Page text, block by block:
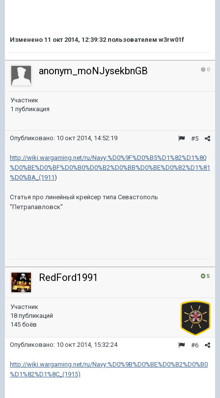
Изменено 11 окт 2014, 12:39:32 пользователем w3rw01f
0
anonym_moNJysekbnGB
Участник
1 публикация
#5
Опубликовано: 10 окт 2014, 14:52:19
http://wiki.wargaming.net/ru/Navy:%D0%9F%D0%B5%D1%82%D1%80
%D0%BE%D0%BF%D0%B0%D0%B2%D0%BB%D0%BE%D0%B2%D1%81
%D0%BA_(1911)
Статья про линейный крейсер типа Севастополь
"Петрапавловск"
5
RedFord1991
Участник
18 публикаций
145 боёв
#6
Опубликовано: 10 окт 2014, 15:32:24
http://wiki.wargaming.net/ru/Navy:%D0%9B%D0%BE%D0%B2%D0%B0
%D1%82%D1%8C_(1915)